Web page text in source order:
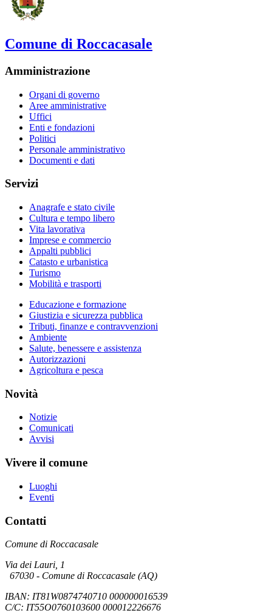
Comune di Roccacasale
Amministrazione
Organi di governo
Aree amministrative
Uffici
Enti e fondazioni
Politici
Personale amministrativo
Documenti e dati
Servizi
Anagrafe e stato civile
Cultura e tempo libero
Vita lavorativa
Imprese e commercio
Appalti pubblici
Catasto e urbanistica
Turismo
Mobilità e trasporti
Educazione e formazione
Giustizia e sicurezza pubblica
Tributi, finanze e contravvenzioni
Ambiente
Salute, benessere e assistenza
Autorizzazioni
Agricoltura e pesca
Novità
Notizie
Comunicati
Avvisi
Vivere il comune
Luoghi
Eventi
Contatti
Comune di Roccacasale
Via dei Lauri, 1
67030 - Comune di Roccacasale (AQ)
IBAN: IT81W0874740710 000000016539
C/C: IT55O0760103600 000012226676